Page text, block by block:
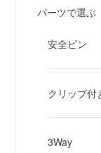
パーツで選ぶ
安全ピン
クリップ付
3Way